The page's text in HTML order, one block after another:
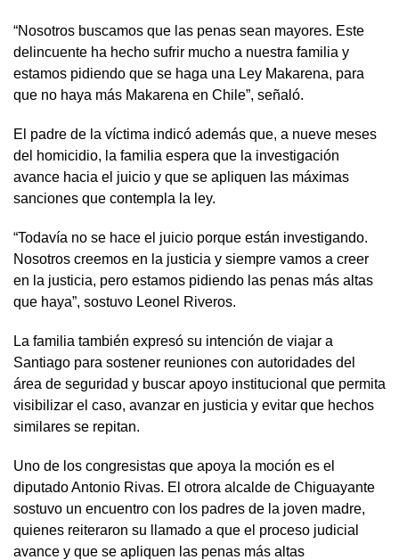
“Nosotros buscamos que las penas sean mayores. Este
delincuente ha hecho sufrir mucho a nuestra familia y
estamos pidiendo que se haga una Ley Makarena, para
que no haya más Makarena en Chile”, señaló.
El padre de la víctima indicó además que, a nueve meses
del homicidio, la familia espera que la investigación
avance hacia el juicio y que se apliquen las máximas
sanciones que contempla la ley.
“Todavía no se hace el juicio porque están investigando.
Nosotros creemos en la justicia y siempre vamos a creer
en la justicia, pero estamos pidiendo las penas más altas
que haya”, sostuvo Leonel Riveros.
La familia también expresó su intención de viajar a
Santiago para sostener reuniones con autoridades del
área de seguridad y buscar apoyo institucional que permita
visibilizar el caso, avanzar en justicia y evitar que hechos
similares se repitan.
Uno de los congresistas que apoya la moción es el
diputado Antonio Rivas. El otrora alcalde de Chiguayante
sostuvo un encuentro con los padres de la joven madre,
quienes reiteraron su llamado a que el proceso judicial
avance y que se apliquen las penas más altas